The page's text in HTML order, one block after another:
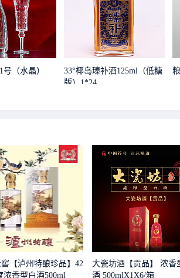
（水晶）
33°椰岛瑧补酒125ml（低糖
版）1*24
【泸州特酿珍品】42
浓香型白酒500ml
大瓷坊酒【贡品】 浓香
酒 500mlX1X6/箱